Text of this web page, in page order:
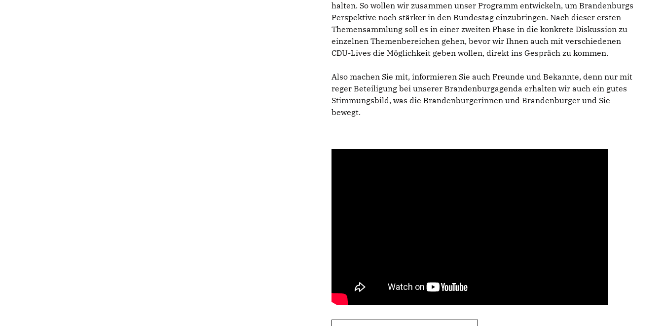
halten. So wollen wir zusammen unser Programm entwickeln, um Brandenburgs
Perspektive noch stärker in den Bundestag einzubringen. Nach dieser ersten
Themensammlung soll es in einer zweiten Phase in die konkrete Diskussion zu
einzelnen Themenbereichen gehen, bevor wir Ihnen auch mit verschiedenen
CDU-Lives die Möglichkeit geben wollen, direkt ins Gespräch zu kommen.
Also machen Sie mit, informieren Sie auch Freunde und Bekannte, denn nur mit
reger Beteiligung bei unserer Brandenburgagenda erhalten wir auch ein gutes
Stimmungsbild, was die Brandenburgerinnen und Brandenburger und Sie
bewegt.